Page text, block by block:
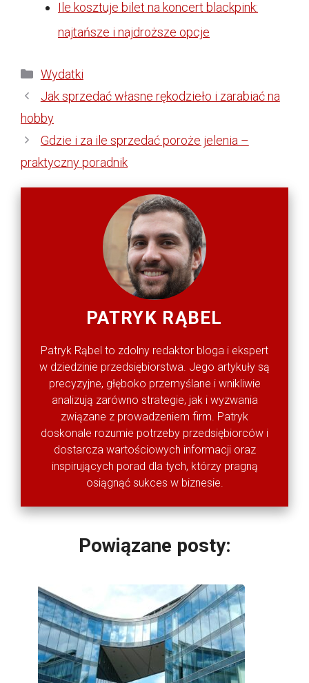
Ile kosztuje bilet na koncert blackpink:
najtańsze i najdroższe opcje
Kategorie
Wydatki
Jak sprzedać własne rękodzieło i zarabiać na
hobby
Gdzie i za ile sprzedać poroże jelenia –
praktyczny poradnik
PATRYK RĄBEL
Patryk Rąbel to zdolny redaktor bloga i ekspert
w dziedzinie przedsiębiorstwa. Jego artykuły są
precyzyjne, głęboko przemyślane i wnikliwie
analizują zarówno strategie, jak i wyzwania
związane z prowadzeniem firm. Patryk
doskonale rozumie potrzeby przedsiębiorców i
dostarcza wartościowych informacji oraz
inspirujących porad dla tych, którzy pragną
osiągnąć sukces w biznesie.
Powiązane posty: